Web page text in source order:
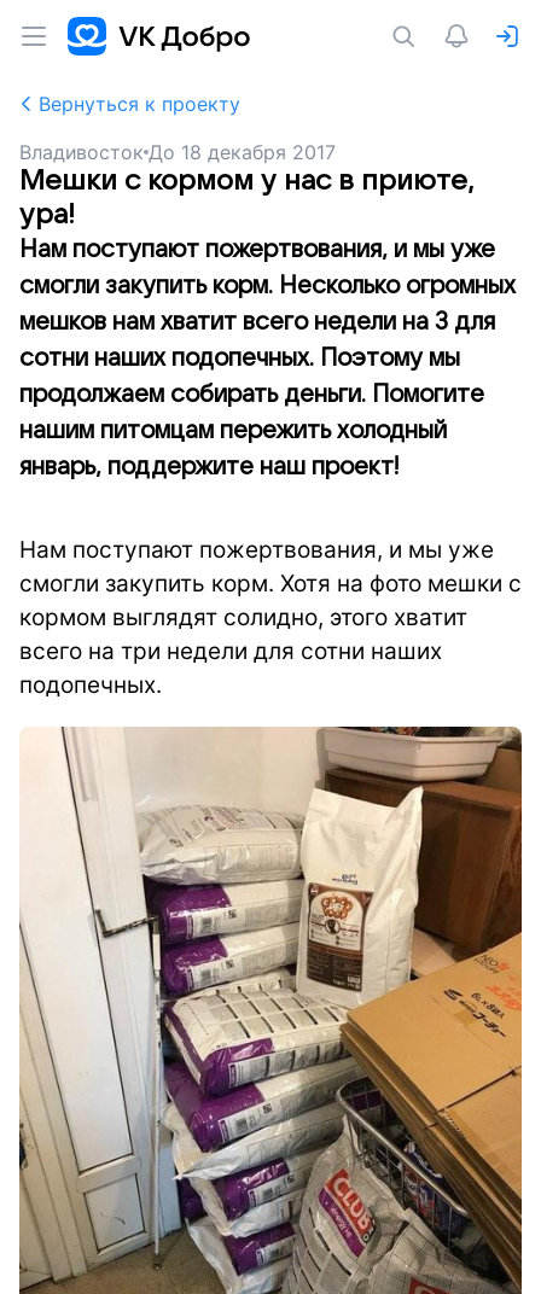
Вернуться к проекту
Владивосток До 18 декабря 2017
Мешки с кормом у нас в приюте,
ура!
Нам поступают пожертвования, и мы уже
смогли закупить корм. Несколько огромных
мешков нам хватит всего недели на 3 для
сотни наших подопечных. Поэтому мы
продолжаем собирать деньги. Помогите
нашим питомцам пережить холодный
январь, поддержите наш проект!
Нам поступают пожертвования, и мы уже
смогли закупить корм. Хотя на фото мешки с
кормом выглядят солидно, этого хватит
всего на три недели для сотни наших
подопечных.